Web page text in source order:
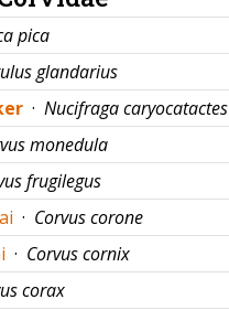
pica
glandarius
· Nucifraga caryocatactes
monedula
frugilegus
· Corvus corone
· Corvus cornix
corax